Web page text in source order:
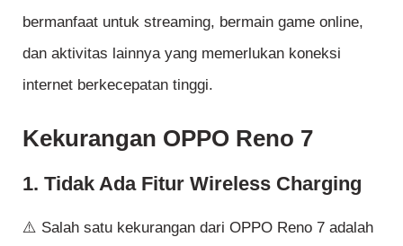
bermanfaat untuk streaming, bermain game online,
dan aktivitas lainnya yang memerlukan koneksi
internet berkecepatan tinggi.
Kekurangan OPPO Reno 7
1. Tidak Ada Fitur Wireless Charging
⚠️ Salah satu kekurangan dari OPPO Reno 7 adalah